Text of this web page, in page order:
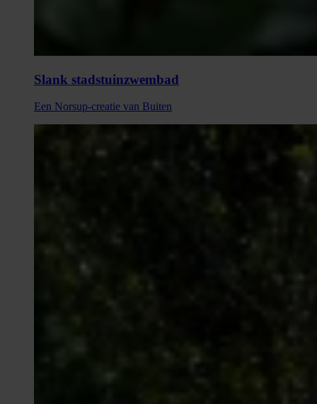
Slank stadstuinzwembad
Een Norsup-creatie van Buiten